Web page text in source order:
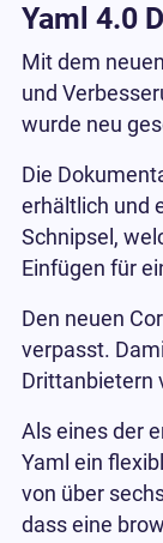
Yaml 4.0
Mit dem
und
wurde neu
Die
erhältlich und
Schnipsel,
Einfügen für
Den neuen
verpasst.
Drittanbietern
Als eines der
Yaml ein
von über
dass eine